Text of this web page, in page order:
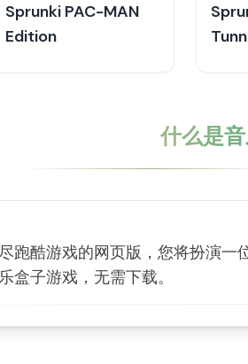
Sprunki PAC-MAN
Edition
什么是
跑酷游戏的网页版，您将扮演
盒子游戏，无需下载。